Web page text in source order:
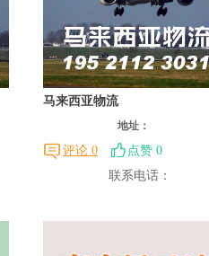
马来西亚物流
地址：
评论 0
点赞 0
联系电话：